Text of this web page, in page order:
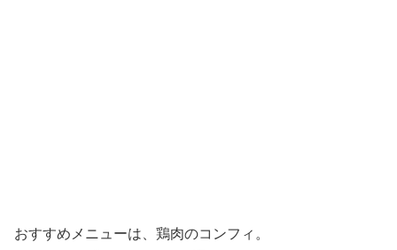
おすすめメニューは、鶏肉のコンフィ。